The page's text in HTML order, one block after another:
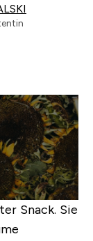
Snack. Sie